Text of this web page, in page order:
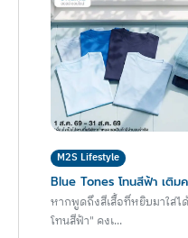
M2S Lifestyle
Blue Tones โทนสีฟ้า เติม
หากพูดถึงสีเสื้อที่หยิบมาใส่ไ
โทนสีฟ้า" คงเ...